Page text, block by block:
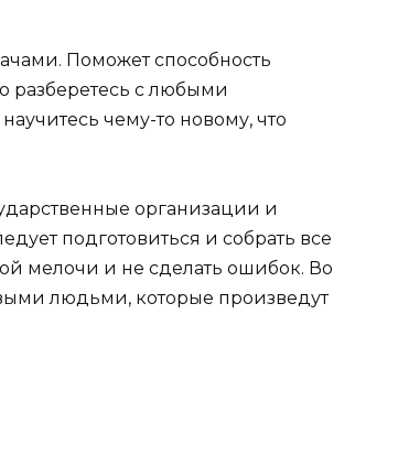
Поможет способность
разберетесь с любыми
чему-то новому, что
организации и
подготовиться и собрать все
мелочи и не сделать ошибок. Во
людьми, которые произведут